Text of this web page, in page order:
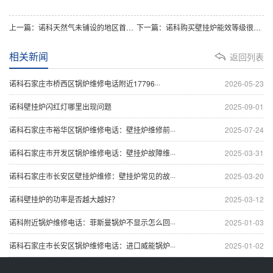
上一篇：诺科天然气未铺设的地区首选电热水器 下一篇：诺科购买壁挂炉能效等级很重要
返回列表
相关新闻
2026-05-23
诺科石家庄市桥西区锅炉维修电话附近17796···
2025-09-01
诺科壁挂炉闪红灯哪里出现问题
2025-07-24
诺科石家庄市裕华区锅炉维修电话：壁挂炉维修前···
2025-03-31
诺科石家庄市开发区锅炉维修电话：壁挂炉故障维···
2025-03-20
诺科石家庄市长安区壁挂炉维修：壁挂炉常见的故···
2025-03-12
诺科壁挂炉的功率是否越大越好？
2025-01-03
诺科附近锅炉维修电话：菲斯曼锅炉不显示怎么回···
2025-01-02
诺科石家庄市长安区锅炉维修电话：进口威能锅炉···